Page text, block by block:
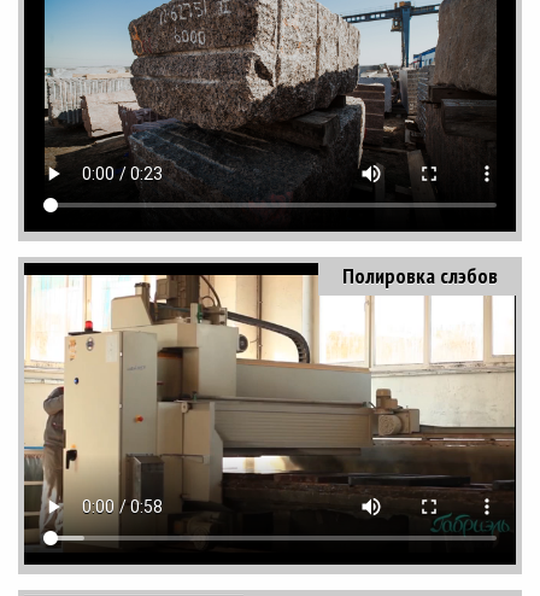
Полировка слэбов